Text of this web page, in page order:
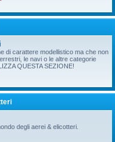
di carattere modellistico ma che non
le navi o le altre categorie
QUESTA SEZIONE!
degli aerei & elicotteri.